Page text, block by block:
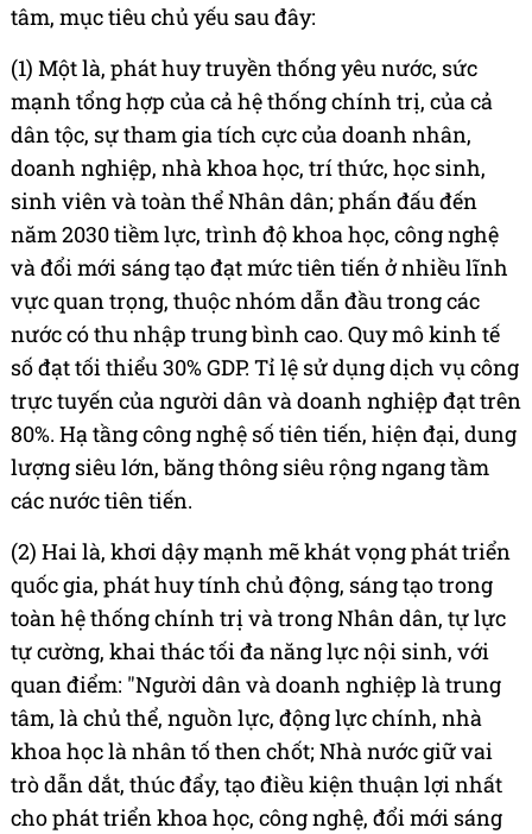
tâm, mục tiêu chủ yếu sau đây:
(1) Một là, phát huy truyền thống yêu nước, sức
mạnh tổng hợp của cả hệ thống chính trị, của cả
dân tộc, sự tham gia tích cực của doanh nhân,
doanh nghiệp, nhà khoa học, trí thức, học sinh,
sinh viên và toàn thể Nhân dân; phấn đấu đến
năm 2030 tiềm lực, trình độ khoa học, công nghệ
và đổi mới sáng tạo đạt mức tiên tiến ở nhiều lĩnh
vực quan trọng, thuộc nhóm dẫn đầu trong các
nước có thu nhập trung bình cao. Quy mô kinh tế
số đạt tối thiểu 30% GDP. Tỉ lệ sử dụng dịch vụ công
trực tuyến của người dân và doanh nghiệp đạt trên
80%. Hạ tầng công nghệ số tiên tiến, hiện đại, dung
lượng siêu lớn, băng thông siêu rộng ngang tầm
các nước tiên tiến.
(2) Hai là, khơi dậy mạnh mẽ khát vọng phát triển
quốc gia, phát huy tính chủ động, sáng tạo trong
toàn hệ thống chính trị và trong Nhân dân, tự lực
tự cường, khai thác tối đa năng lực nội sinh, với
quan điểm: "Người dân và doanh nghiệp là trung
tâm, là chủ thể, nguồn lực, động lực chính, nhà
khoa học là nhân tố then chốt; Nhà nước giữ vai
trò dẫn dắt, thúc đẩy, tạo điều kiện thuận lợi nhất
cho phát triển khoa học, công nghệ, đổi mới sáng